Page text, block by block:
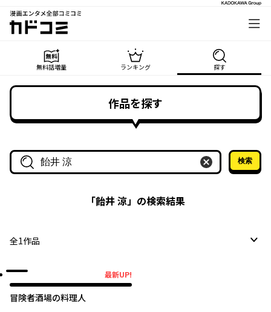
漫画エンタメ全部コミコミ
カドコミ
無料話増量 ランキング 探す
作品を探す
作品名・作家名で探す
検索
「飴井 涼」の検索結果
全1作品
最新UP!
冒険者酒場の料理人